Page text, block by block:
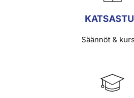
Säännöt &